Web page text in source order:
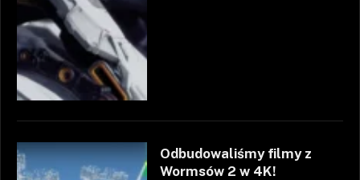
Odbudowaliśmy filmy z
Wormsów 2 w 4K!